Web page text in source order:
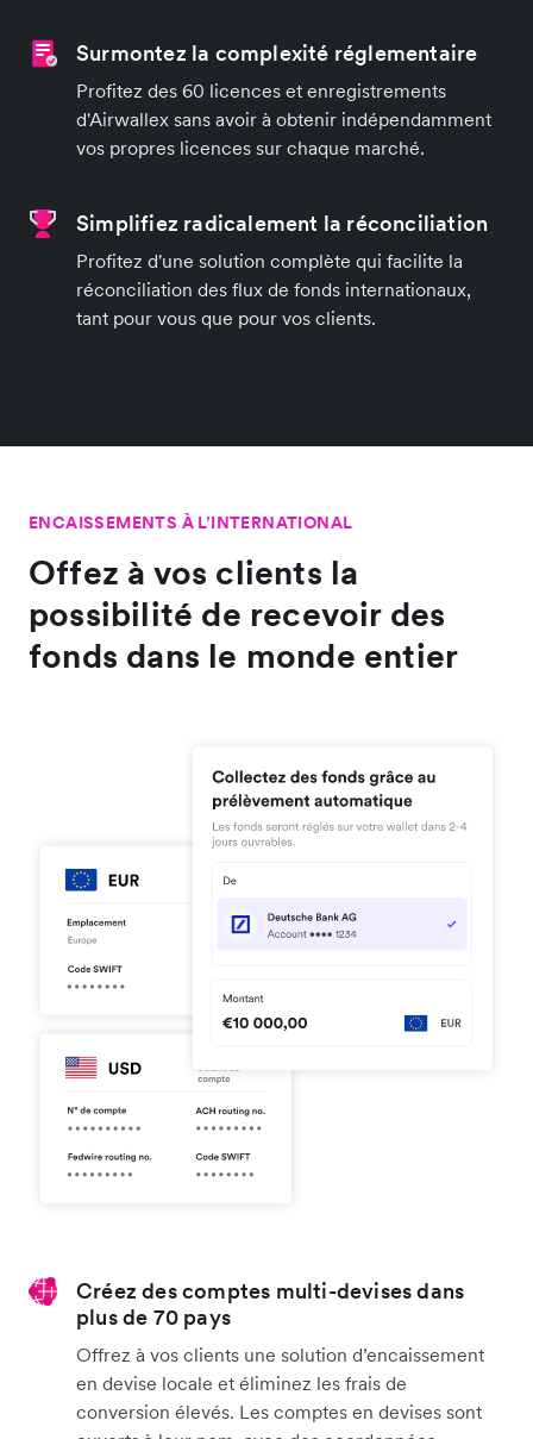
Surmontez la complexité réglementaire
Profitez des 60 licences et enregistrements
d'Airwallex sans avoir à obtenir indépendamment
vos propres licences sur chaque marché.
Simplifiez radicalement la réconciliation
Profitez d'une solution complète qui facilite la
réconciliation des flux de fonds internationaux,
tant pour vous que pour vos clients.
ENCAISSEMENTS À L’INTERNATIONAL
Offez à vos clients la
possibilité de recevoir des
fonds dans le monde entier
Créez des comptes multi-devises dans
plus de 70 pays
Offrez à vos clients une solution d’encaissement
en devise locale et éliminez les frais de
conversion élevés. Les comptes en devises sont